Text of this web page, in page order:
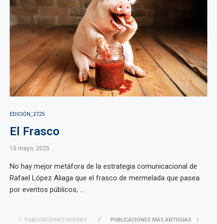
EDICIÓN_2725
El Frasco
15 mayo, 2025
No hay mejor metáfora de la estrategia comunicacional de
Rafael López Aliaga que el frasco de mermelada que pasea
por eventos públicos, ...
PUBLICACIONES NUEVAS PUBLICACIONES MÁS ANTIGUAS